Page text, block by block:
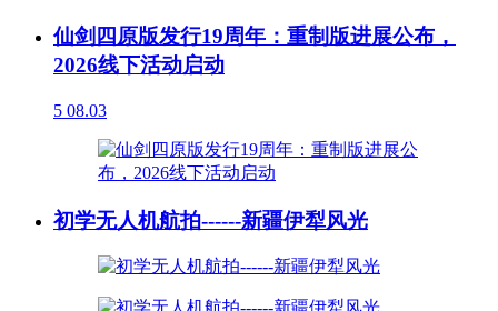
仙剑四原版发行19周年：重制版进展公布，
2026线下活动启动
5 08.03
初学无人机航拍------新疆伊犁风光